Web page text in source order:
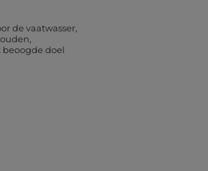
de vaatwasser
doel